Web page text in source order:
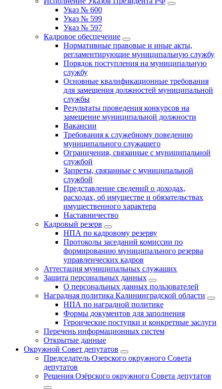
Указ № 600
Указ № 599
Указ № 597
Кадровое обеспечение
Нормативные правовые и иные акты,
регламентирующие муниципальную службу
Порядок поступления на муниципальную
службу
Основные квалификационные требования
для замещения должностей муниципальной
службы
Результаты проведения конкурсов на
замещение муниципальной должности
Вакансии
Требования к служебному поведению
муниципального служащего
Ограничения, связанные с муниципальной
службой
Запреты, связанные с муниципальной
службой
Представление сведений о доходах,
расходах, об имуществе и обязательствах
имущественного характера
Наставничество
Кадровый резерв
НПА по кадровому резерву
Протоколы заседаний комиссии по
формированию муниципального резерва
управленческих кадров
Аттестация муниципальных служащих
Защита персональных данных
О персональных данных пользователей
Наградная политика Калининградской области
НПА по наградной политике
Формы документов для заполнения
Героические поступки и конкретные заслуги
Перечень информационных систем
Открытые данные
Окружной Совет депутатов
Председатель Озерского окружного Совета
депутатов
Решения Озёрского окружного Совета депутатов